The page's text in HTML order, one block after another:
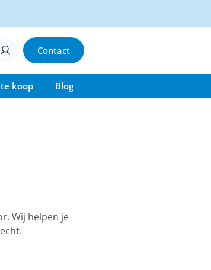
Contact
koop Blog
Wij helpen je